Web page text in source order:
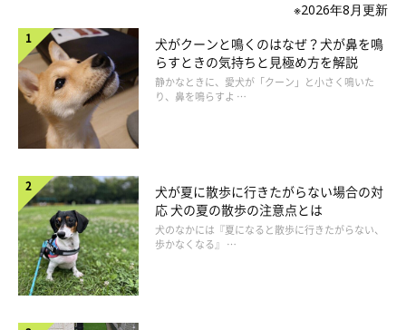
散歩中に通行人を怖がるなど、事前に避けられない場合には、家
族やいぬ友などの数人で散歩するのも手。スキな人が複数寄り添
ってくれれば心強くなり、キライの気持ちが薄まりやすくなりま
※2026年8月更新
犬がクーンと鳴くのはなぜ？犬が鼻を鳴
らすときの気持ちと見極め方を解説
静かなときに、愛犬が「クーン」と小さく鳴いた
り、鼻を鳴らすよ …
犬が夏に散歩に行きたがらない場合の対
応 犬の夏の散歩の注意点とは
犬のなかには『夏になると散歩に行きたがらない、
歩かなくなる』 …